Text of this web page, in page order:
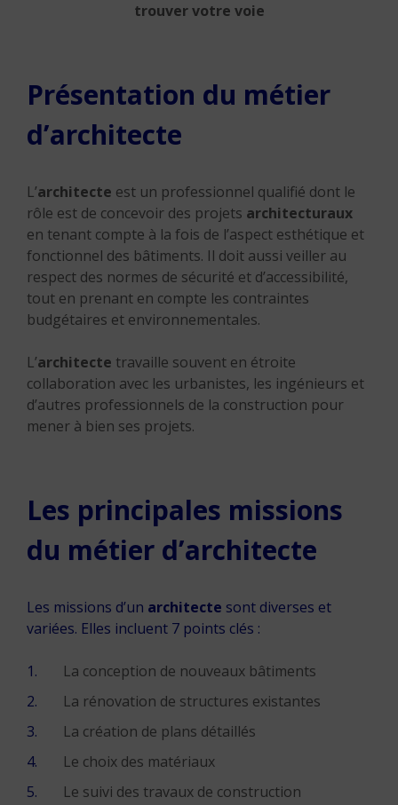
trouver votre voie
Présentation du métier
d’architecte
L’architecte est un professionnel qualifié dont le
rôle est de concevoir des projets architecturaux
en tenant compte à la fois de l’aspect esthétique et
fonctionnel des bâtiments. Il doit aussi veiller au
respect des normes de sécurité et d’accessibilité,
tout en prenant en compte les contraintes
budgétaires et environnementales.
L’architecte travaille souvent en étroite
collaboration avec les urbanistes, les ingénieurs et
d’autres professionnels de la construction pour
mener à bien ses projets.
Les principales missions
du métier d’architecte
Les missions d’un architecte sont diverses et
variées. Elles incluent 7 points clés :
La conception de nouveaux bâtiments
La rénovation de structures existantes
La création de plans détaillés
Le choix des matériaux
Le suivi des travaux de construction